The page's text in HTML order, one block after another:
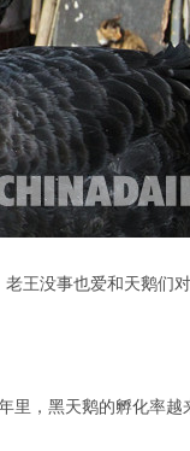
王没事也爱和天鹅们对
里，黑天鹅的孵化率越